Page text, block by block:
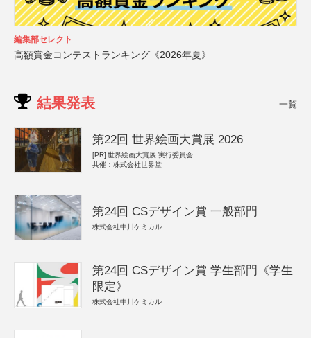
編集部セレクト
高額賞金コンテストランキング《2026年夏》
結果発表 一覧
第22回 世界絵画大賞展 2026
[PR] 世界絵画大賞展 実行委員会
共催：株式会社世界堂
第24回 CSデザイン賞 一般部門
株式会社中川ケミカル
第24回 CSデザイン賞 学生部門《学生
限定》
株式会社中川ケミカル